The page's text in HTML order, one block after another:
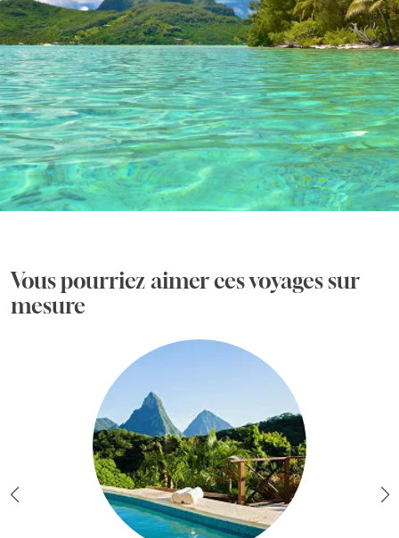
Vous pourriez aimer ces voyages sur
mesure